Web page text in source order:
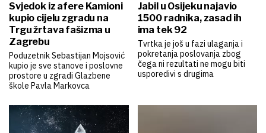
Svjedok iz afere Kamioni
kupio cijelu zgradu na
Trgu žrtava fašizma u
Zagrebu
Poduzetnik Sebastijan Mojsović
kupio je sve stanove i poslovne
prostore u zgradi Glazbene
škole Pavla Markovca
Jabil u Osijeku najavio
1500 radnika, zasad ih
ima tek 92
Tvrtka je još u fazi ulaganja i
pokretanja poslovanja zbog
čega ni rezultati ne mogu biti
usporedivi s drugima